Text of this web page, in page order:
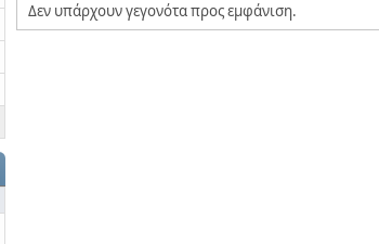
Δεν υπάρχουν γεγονότα προς εμφάνιση.